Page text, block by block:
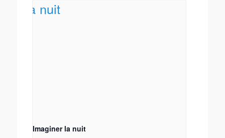
Imaginer la nuit